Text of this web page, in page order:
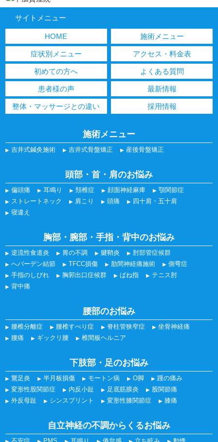
サイトメニュー
HOME 施術メニュー
症状別メニュー アクセス・料金表
初めての方へ よくある質問
患者様の声 最新情報
整体・マッサージとの違い 採用情報
施術メニュー
吉井式鍼灸施術 吉井式骨盤矯正 産後骨盤矯正
頭部・首・肩のお悩み
偏頭痛 耳鳴り 頚椎症 顔面神経麻痺
顎関節症
ストレートネック
肩こり 頭痛
四十肩・五十肩
寝違え
胸部・腕部・手指・背中のお悩み
逆流性食道炎 胃の不調 腱鞘炎
肘部管症候群
へバーデン結節
TFCC損傷 肋間神経痛施術
側弯症
手指のしびれ
胸郭出口症候群 ばね指
テニス肘
背中痛
腰部のお悩み
腰椎分離症 腰椎すべり症 脊柱管狭窄症
坐骨神経痛
腰痛
ギックリ腰 椎間板ヘルニア
下肢部・足のお悩み
鵞足炎 半月板損傷 モートン病 O脚
踵の痛み
変形性股関節症
内反小趾 足底筋膜炎
股関節痛
外反母趾
シンスプリント 変形性膝関節症 膝痛
自立神経の不調からくるお悩み